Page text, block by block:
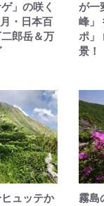
」の咲く
・日本百
郎岳＆万
が一
峰」
ポ」
景！
ヒュッテか
霧島